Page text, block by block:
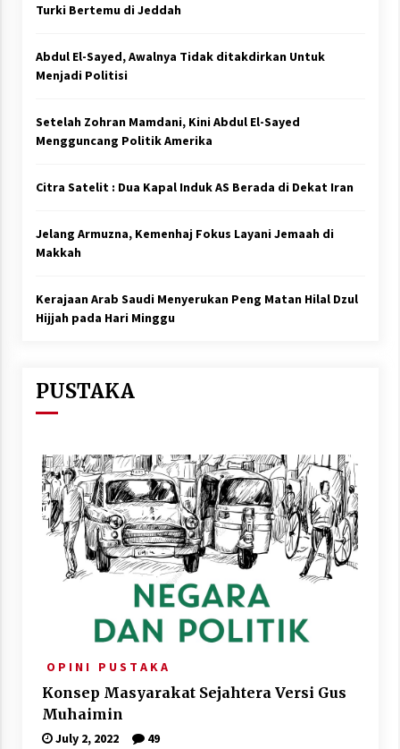
Turki Bertemu di Jeddah
Abdul El-Sayed, Awalnya Tidak ditakdirkan Untuk
Menjadi Politisi
Setelah Zohran Mamdani, Kini Abdul El-Sayed
Mengguncang Politik Amerika
Citra Satelit : Dua Kapal Induk AS Berada di Dekat Iran
Jelang Armuzna, Kemenhaj Fokus Layani Jemaah di
Makkah
Kerajaan Arab Saudi Menyerukan Peng Matan Hilal Dzul
Hijjah pada Hari Minggu
PUSTAKA
O P I N I P U S T A K A
Konsep Masyarakat Sejahtera Versi Gus
Muhaimin
July 2, 2022 49